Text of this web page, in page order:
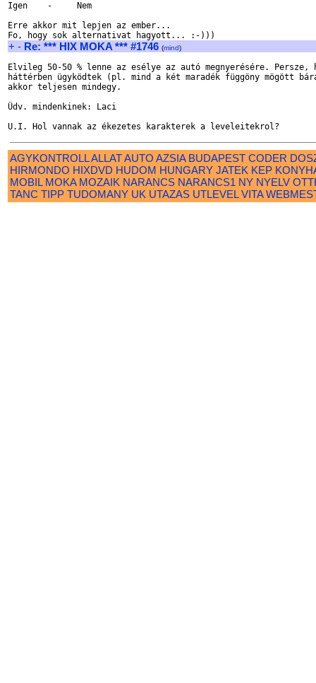
Igen    -     Nem
Erre akkor mit lepjen az ember...
+ - Re: *** HIX MOKA *** #1746 (mind)
Elvileg 50-50 % lenne az esélye az autó megnyerésére. Persze,
háttérben ügyködtek (pl. mind a két maradék függöny mögött
akkor teljesen mindegy.
Üdv. mindenkinek: Laci
AGYKONTROLLALLATAUTO AZSIA BUDAPEST CODER
HIRMONDO HIXDVD HUDOM HUNGARY JATEK KEP
MOBIL MOKA MOZAIK NARANCS NARANCS1 NY NYELV
TANC TIPP TUDOMANY UK UTAZAS UTLEVEL VITA